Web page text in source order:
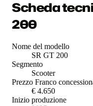
Scheda
200
Nome del modello
SR GT 200
Segmento
Scooter
Prezzo Franco
€ 4.650
Inizio produzione